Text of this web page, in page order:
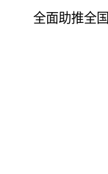
全面助推全